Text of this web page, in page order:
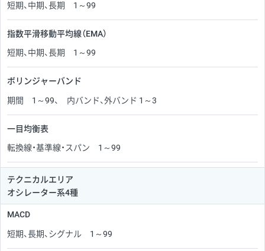
短期、中期、長期 1～99
指数平滑移動平均線（EMA）
短期、中期、長期 1～99
ボリンジャーバンド
期間 1～99、 内バンド、外バンド 1～3
一目均衡表
転換線・基準線・スパン 1～99
テクニカルエリア
オシレーター系4種
MACD
短期、長期、シグナル 1～99